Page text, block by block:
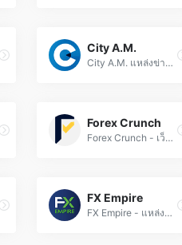
City A.M.
City A.M. แหล่งข่าวฟอเร็กซ์และตลาดการเงินอัปเดตทุกวัน วิเคราะห์ตลาดสกุลเงินทั่วโลกด้วยข้อมูลแม่นยำและมืออาชีพ สำหรับนักลงทุนและเทรดเดอร์
Forex Crunch
Forex Crunch - เว็บไซต์ข่าวฟอเร็กซ์อันดับหนึ่ง อัพเดทตลาดการเงินทั่วโลก วิเคราะห์แนวโน้มค่าเงิน และกลยุทธ์เทรดแบบมืออาชีพ
FX Empire
FX Empire - แหล่งข้อมูลฟอเร็กซ์และตลาดการเงินที่ครบวงจร อัปเดตข่าวสารวิเคราะห์ตลาด เทคนิคการเทรด และเครื่องมือช่วยตัดสินใจสำหรับเทรดเดอร์ทุกระดับ